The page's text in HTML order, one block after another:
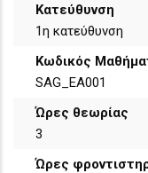
Κατεύθυνση
1η κατεύθυνση
Κωδικός
SAG_EA001
Ώρες θεωρίας
3
Ώρες